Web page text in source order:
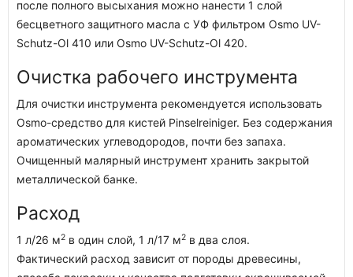
после полного высыхания можно нанести 1 слой
бесцветного защитного масла с УФ фильтром Osmo UV-
Schutz-Ol 410 или Osmo UV-Schutz-Ol 420.
Очистка рабочего инструмента
Для очистки инструмента рекомендуется использовать
Osmo-средство для кистей Pinselreiniger. Без содержания
ароматических углеводородов, почти без запаха.
Очищенный малярный инструмент хранить закрытой
металлической банке.
Расход
1 л/26 м2 в один слой, 1 л/17 м2 в два слоя.
Фактический расход зависит от породы древесины,